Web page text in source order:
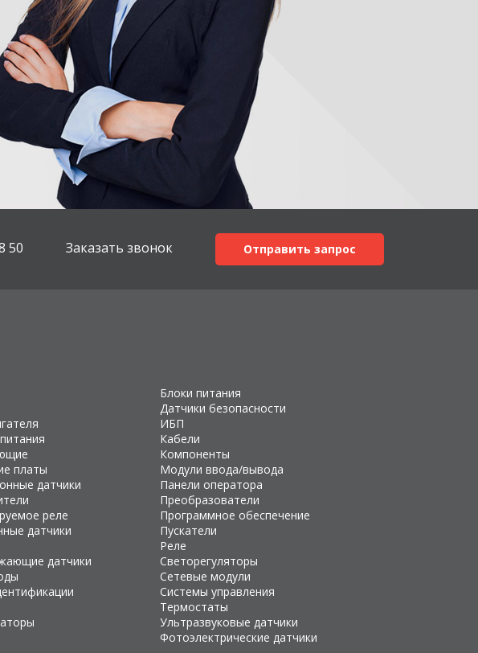
50 Заказать звонок Отправить запрос
Блоки питания
Датчики безопасности
ИБП
Кабели
Компоненты
платы
Модули ввода/вывода
датчики
Панели оператора
Преобразователи
реле
Программное обеспечение
датчики
Пускатели
Реле
датчики
Светорегуляторы
Сетевые модули
Системы управления
Термостаты
Ультразвуковые датчики
Фотоэлектрические датчики